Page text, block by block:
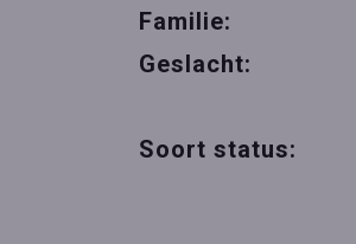
Familie:
Geslacht:
Soort status: